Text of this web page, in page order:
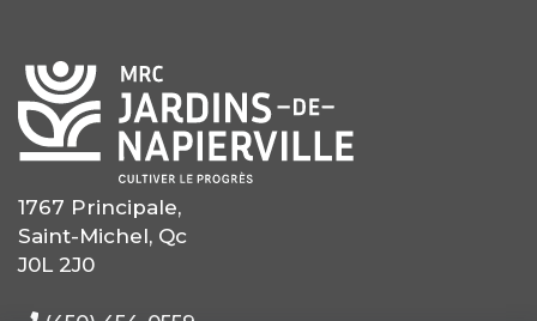
1767 Principale,
Saint-Michel, Qc
J0L 2J0